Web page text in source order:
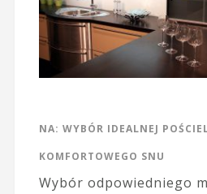
NA: WYBÓR IDEALNEJ
KOMFORTOWEGO SNU
Wybór odpowiedniego